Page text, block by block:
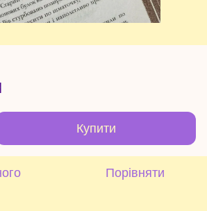
Купити
Порівняти